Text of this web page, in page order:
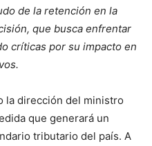
de la retención en la
que busca enfrentar
críticas por su impacto en
la dirección del ministro
que generará un
tributario del país. A